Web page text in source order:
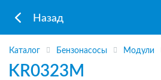
Назад
Каталог Бензонасосы Модули
KR0323M